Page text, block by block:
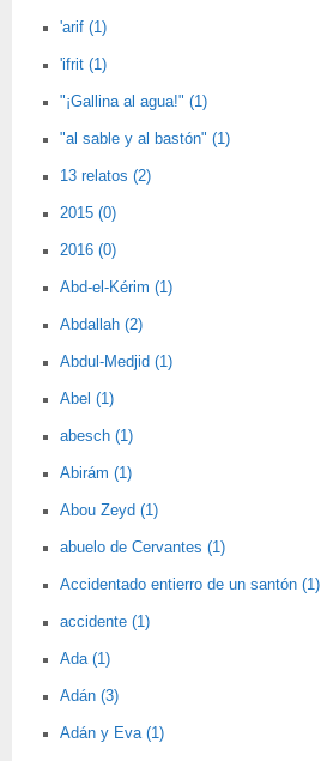
'arif (1)
'ifrit (1)
"¡Gallina al agua!" (1)
"al sable y al bastón" (1)
13 relatos (2)
2015 (0)
2016 (0)
Abd-el-Kérim (1)
Abdallah (2)
Abdul-Medjid (1)
Abel (1)
abesch (1)
Abirám (1)
Abou Zeyd (1)
abuelo de Cervantes (1)
Accidentado entierro de un santón (1)
accidente (1)
Ada (1)
Adán (3)
Adán y Eva (1)